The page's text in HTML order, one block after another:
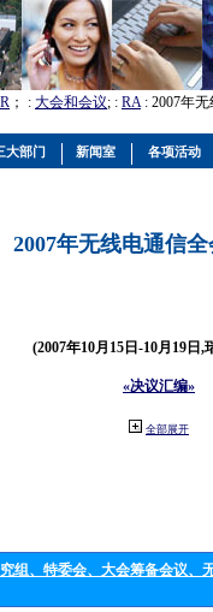
； : 大会和会议; : RA: 2007年
2007年无线电通信
(2007年10月15日-10月19日,
«决议汇编»
全部展开
组、特委会、大会筹备会议、
大部门 新闻室 各项活动